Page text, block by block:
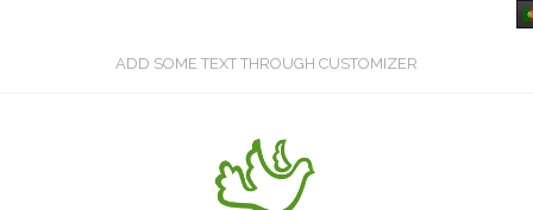
ADD SOME TEXT THROUGH CUSTOMIZER